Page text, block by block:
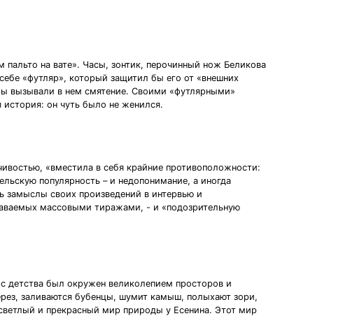
на вате». Часы, зонтик, перочинный нож Беликова
«футляр», который защитил бы его от «внешних
вызывали в нем смятение. Своими «футлярными»
он чуть было не женился.
«вместила в себя крайние противоположности:
популярность – и недопонимание, а иногда
замыслы своих произведений в интервью и
массовыми тиражами, - и «подозрительную
детства был окружен великолепием просторов и
заливаются бубенцы, шумит камыш, полыхают зори,
и прекрасный мир природы у Есенина. Этот мир